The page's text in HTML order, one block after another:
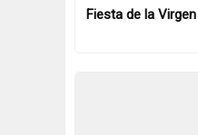
Fiesta de la